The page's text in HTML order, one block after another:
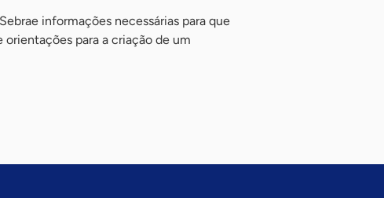
informações necessárias para que
para a criação de um